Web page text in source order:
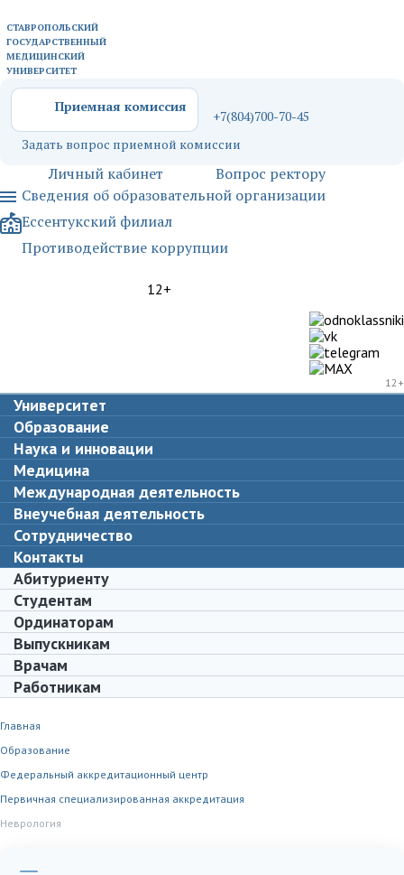
СТАВРОПОЛЬСКИЙ
ГОСУДАРСТВЕННЫЙ
МЕДИЦИНСКИЙ
УНИВЕРСИТЕТ
Приемная комиссия
+7(804)700-70-45
Задать вопрос приемной комиссии
Личный кабинет
Вопрос ректору
Сведения об образовательной организации
Ессентукский филиал
Противодействие коррупции
12+
12+
Университет
Образование
Наука и инновации
Медицина
Международная деятельность
Внеучебная деятельность
Сотрудничество
Контакты
Абитуриенту
Студентам
Ординаторам
Выпускникам
Врачам
Работникам
Главная
Образование
Федеральный аккредитационный центр
Первичная специализированная аккредитация
Неврология